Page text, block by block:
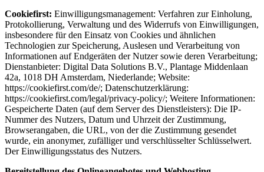
Cookiefirst: Einwilligungsmanagement: Verfahren zur Einholung,
Protokollierung, Verwaltung und des Widerrufs von Einwilligungen,
insbesondere für den Einsatz von Cookies und ähnlichen
Technologien zur Speicherung, Auslesen und Verarbeitung von
Informationen auf Endgeräten der Nutzer sowie deren Verarbeitung;
Dienstanbieter: Digital Data Solutions B.V., Plantage Middenlaan
42a, 1018 DH Amsterdam, Niederlande; Website:
https://cookiefirst.com/de/; Datenschutzerklärung:
https://cookiefirst.com/legal/privacy-policy/; Weitere Informationen:
Gespeicherte Daten (auf dem Server des Dienstleisters): Die IP-
Nummer des Nutzers, Datum und Uhrzeit der Zustimmung,
Browserangaben, die URL, von der die Zustimmung gesendet
wurde, ein anonymer, zufälliger und verschlüsselter Schlüsselwert.
Der Einwilligungsstatus des Nutzers.